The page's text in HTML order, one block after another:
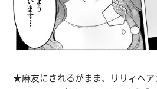
★麻友にされるがまま、リリィヘア